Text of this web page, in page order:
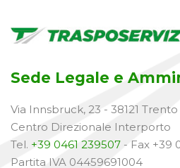
Sede Legale e
Via Innsbruck, 23 - 38121 Trento
Centro Direzionale Interporto
Tel. +39 0461 239507 - Fax +39
Partita IVA 04459691004